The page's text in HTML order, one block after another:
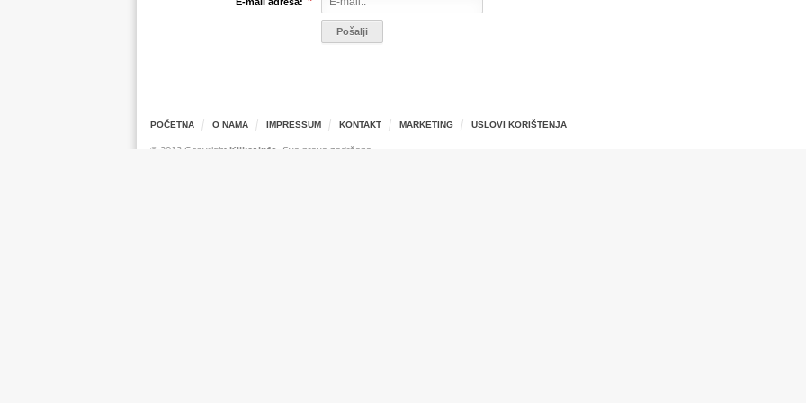
POČETNA O NAMA IMPRESSUM KONTAKT MARKETING USLOVI KORIŠTENJA
© 2013 Copyright Kliker.info . Sva prava zadržana.